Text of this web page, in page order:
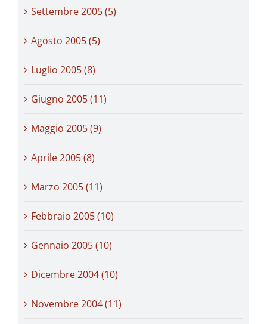
Settembre 2005 (5)
Agosto 2005 (5)
Luglio 2005 (8)
Giugno 2005 (11)
Maggio 2005 (9)
Aprile 2005 (8)
Marzo 2005 (11)
Febbraio 2005 (10)
Gennaio 2005 (10)
Dicembre 2004 (10)
Novembre 2004 (11)